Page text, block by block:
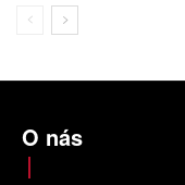
O nás